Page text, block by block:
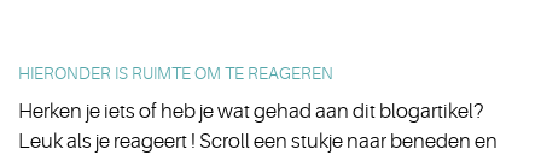
HIERONDER IS RUIMTE OM TE REAGEREN
Herken je iets of heb je wat gehad aan dit blogartikel?
Leuk als je reageert ! Scroll een stukje naar beneden en